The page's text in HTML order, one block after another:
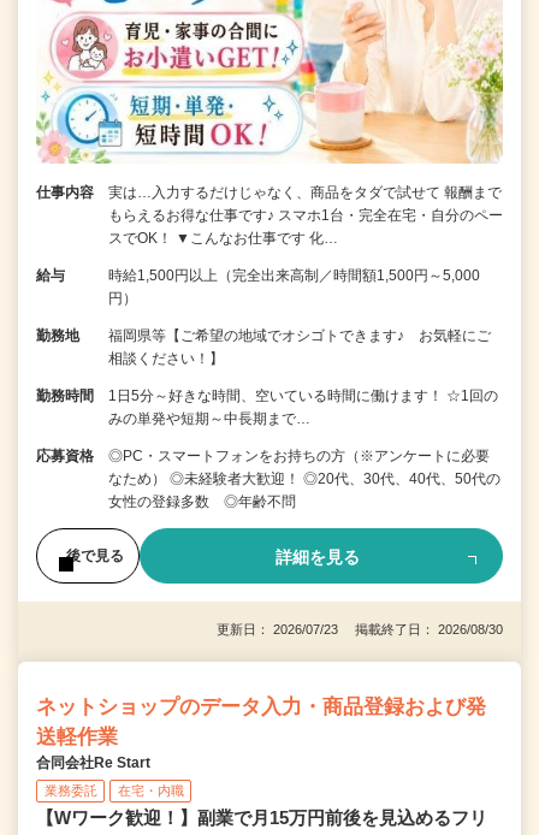
仕事内容
実は…入力するだけじゃなく、商品をタダで試せて 報酬まで
もらえるお得な仕事です♪ スマホ1台・完全在宅・自分のペー
スでOK！ ▼こんなお仕事です 化…
給与
時給1,500円以上（完全出来高制／時間額1,500円～5,000
円）
勤務地
福岡県等【ご希望の地域でオシゴトできます♪ お気軽にご
相談ください！】
勤務時間
1日5分～好きな時間、空いている時間に働けます！ ☆1回の
みの単発や短期～中長期まで…
応募資格
◎PC・スマートフォンをお持ちの方（※アンケートに必要
なため） ◎未経験者大歓迎！ ◎20代、30代、40代、50代の
女性の登録多数 ◎年齢不問
後で見る 詳細を見る
更新日： 2026/07/23 掲載終了日： 2026/08/30
ネットショップのデータ入力・商品登録および発
送軽作業
合同会社Re Start
業務委託 在宅・内職
【Wワーク歓迎！】副業で月15万円前後を見込めるフリ